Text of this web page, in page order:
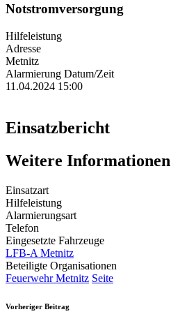
Notstromversorgung
Hilfeleistung
Adresse
Metnitz
Alarmierung Datum/Zeit
11.04.2024 15:00
Einsatzbericht
Weitere Informationen
Einsatzart
Hilfeleistung
Alarmierungsart
Telefon
Eingesetzte Fahrzeuge
LFB-A Metnitz
Beteiligte Organisationen
Feuerwehr Metnitz Seite
Vorheriger Beitrag